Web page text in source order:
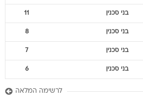
בני סכנין 11
בני סכנין 8
בני סכנין 7
בני סכנין 6
לרשימה המלאה